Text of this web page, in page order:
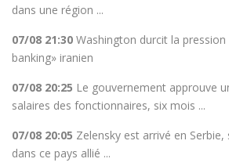
dans une région ...
07/08 21:30 Washington durcit la
banking» iranien
07/08 20:25 Le gouvernement approuve
salaires des fonctionnaires, six mois ...
07/08 20:05 Zelensky est arrivé en
dans ce pays allié ...